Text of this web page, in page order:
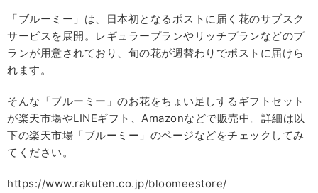
「ブルーミー」は、日本初となるポストに届く花のサブスク
サービスを展開。レギュラープランやリッチプランなどのプ
ランが用意されており、旬の花が週替わりでポストに届けら
れます。
そんな「ブルーミー」のお花をちょい足しするギフトセット
が楽天市場やLINEギフト、Amazonなどで販売中。詳細は以
下の楽天市場「ブルーミー」のページなどをチェックしてみ
てください。
https://www.rakuten.co.jp/bloomeestore/